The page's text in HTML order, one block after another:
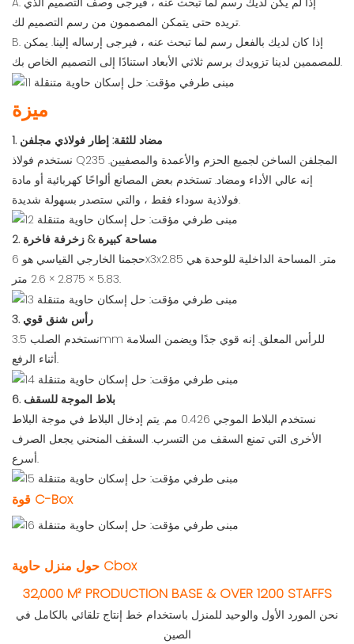
تريده حتى يتمكن المصممون من رسم التصميم لك.
B. إذا كان لديك بالفعل رسم لما تبحث عنه ، فيرجى إرساله إلينا. يمكن
للمصممين لدينا تزويدك برسم ثلاثي الأبعاد استنادًا إلى التصميم الخاص بك.
ميزة
1. مضاد للثقة: إطار فولاذي مجلفن
نستخدم فولاذ Q235 المجلفن الساخن لجميع الحزم والأعمدة والمصفيين.
إنه عالي الأداء ومضاد. تستخدم بعض المصانع ألواحًا كهربائية أو مادة
فولاذية سوداء فقط ، والتي ستصدر بسهولة شديدة.
2. مساحة كبيرة & زخرفة فاخرة
حجمنا الخارجي القياسي هو 6x3x2.85 متر. المساحة الداخلية للوحدة هي
5.83 × 2.875 × 2.6 متر.
3. رأس شنق قوي
نستخدم الصلب 3.5mm للرأس المعلق. إنه قوي جدًا ويضمن السلامة
أثناء الرفع.
6. بلاط الموجة للسقف
نستخدم البلاط الموجي 0.426 مم. يتم إدخال البلاط في موجة البلاط
الأخرى التي تمنع السقف من التسرب. السقف المنحني يجعل الصرف
أسرع.
قوة C-Box
حول منزل حاوية Cbox
32,000 M² PRODUCTION BASE & OVER 1200 STAFFS
نحن المورد الأول والوحيد للمنزل باستخدام خط إنتاج تلقائي بالكامل في
الصين